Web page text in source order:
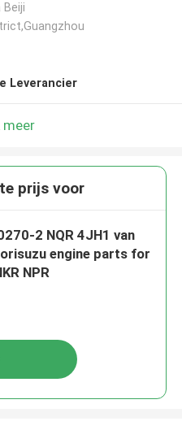
Beiji
Leverancier
meer
prijs voor
2 NQR 4JH1 van
engine parts for
NPR